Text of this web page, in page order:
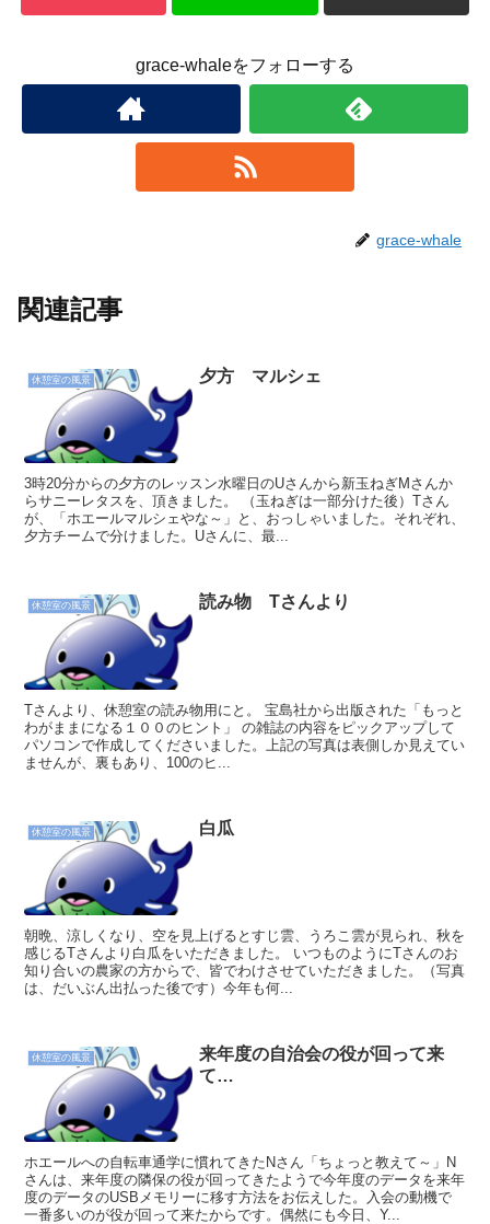
grace-whaleをフォローする
grace-whale
関連記事
休憩室の風景 夕方 マルシェ
3時20分からの夕方のレッスン水曜日のUさんから新玉ねぎMさんか
らサニーレタスを、頂きました。 （玉ねぎは一部分けた後）Tさん
が、「ホエールマルシェやな～」と、おっしゃいました。それぞれ、
夕方チームで分けました。Uさんに、最...
休憩室の風景 読み物 Tさんより
Tさんより、休憩室の読み物用にと。 宝島社から出版された「もっと
わがままになる１００のヒント」 の雑誌の内容をピックアップして
パソコンで作成してくださいました。上記の写真は表側しか見えてい
ませんが、裏もあり、100のヒ...
休憩室の風景 白瓜
朝晩、涼しくなり、空を見上げるとすじ雲、うろこ雲が見られ、秋を
感じるTさんより白瓜をいただきました。 いつものようにTさんのお
知り合いの農家の方からで、皆でわけさせていただきました。（写真
は、だいぶん出払った後です）今年も何...
休憩室の風景
来年度の自治会の役が回って来
て…
ホエールへの自転車通学に慣れてきたNさん「ちょっと教えて～」N
さんは、来年度の隣保の役が回ってきたようで今年度のデータを来年
度のデータのUSBメモリーに移す方法をお伝えした。入会の動機で
一番多いのが役が回って来たからです。偶然にも今日、Y...